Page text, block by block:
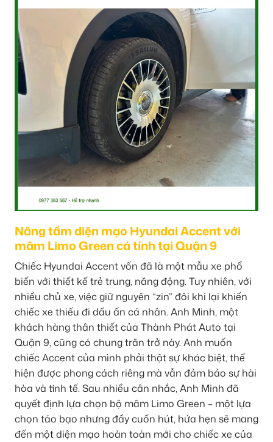
Nâng tầm diện mạo Hyundai Accent với
mâm Limo Green cá tính tại Quận 9
Chiếc Hyundai Accent vốn đã là một mẫu xe phổ
biến với thiết kế trẻ trung, năng động. Tuy nhiên, với
nhiều chủ xe, việc giữ nguyên “zin” đôi khi lại khiến
chiếc xe thiếu đi dấu ấn cá nhân. Anh Minh, một
khách hàng thân thiết của Thành Phát Auto tại
Quận 9, cũng có chung trăn trở này. Anh muốn
chiếc Accent của mình phải thật sự khác biệt, thể
hiện được phong cách riêng mà vẫn đảm bảo sự hài
hòa và tinh tế. Sau nhiều cân nhắc, Anh Minh đã
quyết định lựa chọn bộ mâm Limo Green – một lựa
chọn táo bạo nhưng đầy cuốn hút, hứa hẹn sẽ mang
đến một diện mạo hoàn toàn mới cho chiếc xe của